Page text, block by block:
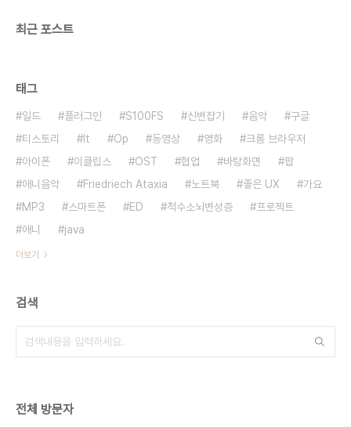
최근 포스트
태그
일드 플러그인 S100FS 신변잡기 음악
구글
티스토리
It Op 동영상 영화
크롬 브라우저
아이폰
이클립스 OST 협업 바탕화면
팝
애니음악
Friedriech Ataxia 노트북 좋은 UX
가요
MP3
스마트폰 ED 척수소뇌변성증
프로젝트
애니
java
더보기
검색
전체 방문자